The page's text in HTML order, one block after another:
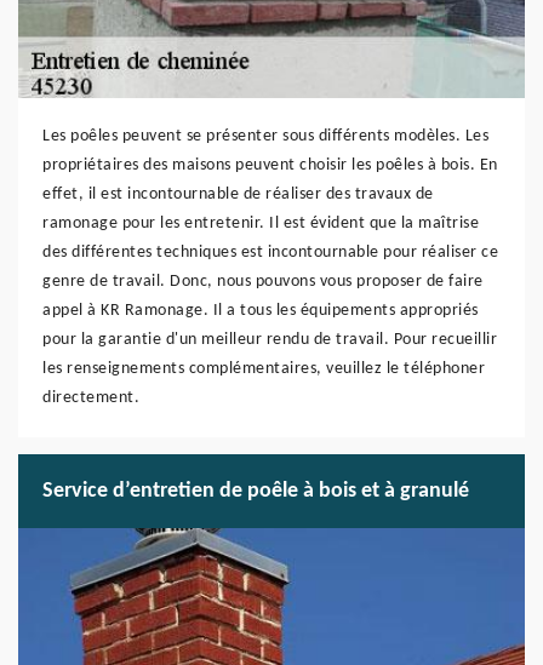
Les poêles peuvent se présenter sous différents modèles. Les
propriétaires des maisons peuvent choisir les poêles à bois. En
effet, il est incontournable de réaliser des travaux de
ramonage pour les entretenir. Il est évident que la maîtrise
des différentes techniques est incontournable pour réaliser ce
genre de travail. Donc, nous pouvons vous proposer de faire
appel à KR Ramonage. Il a tous les équipements appropriés
pour la garantie d'un meilleur rendu de travail. Pour recueillir
les renseignements complémentaires, veuillez le téléphoner
directement.
Service d’entretien de poêle à bois et à granulé